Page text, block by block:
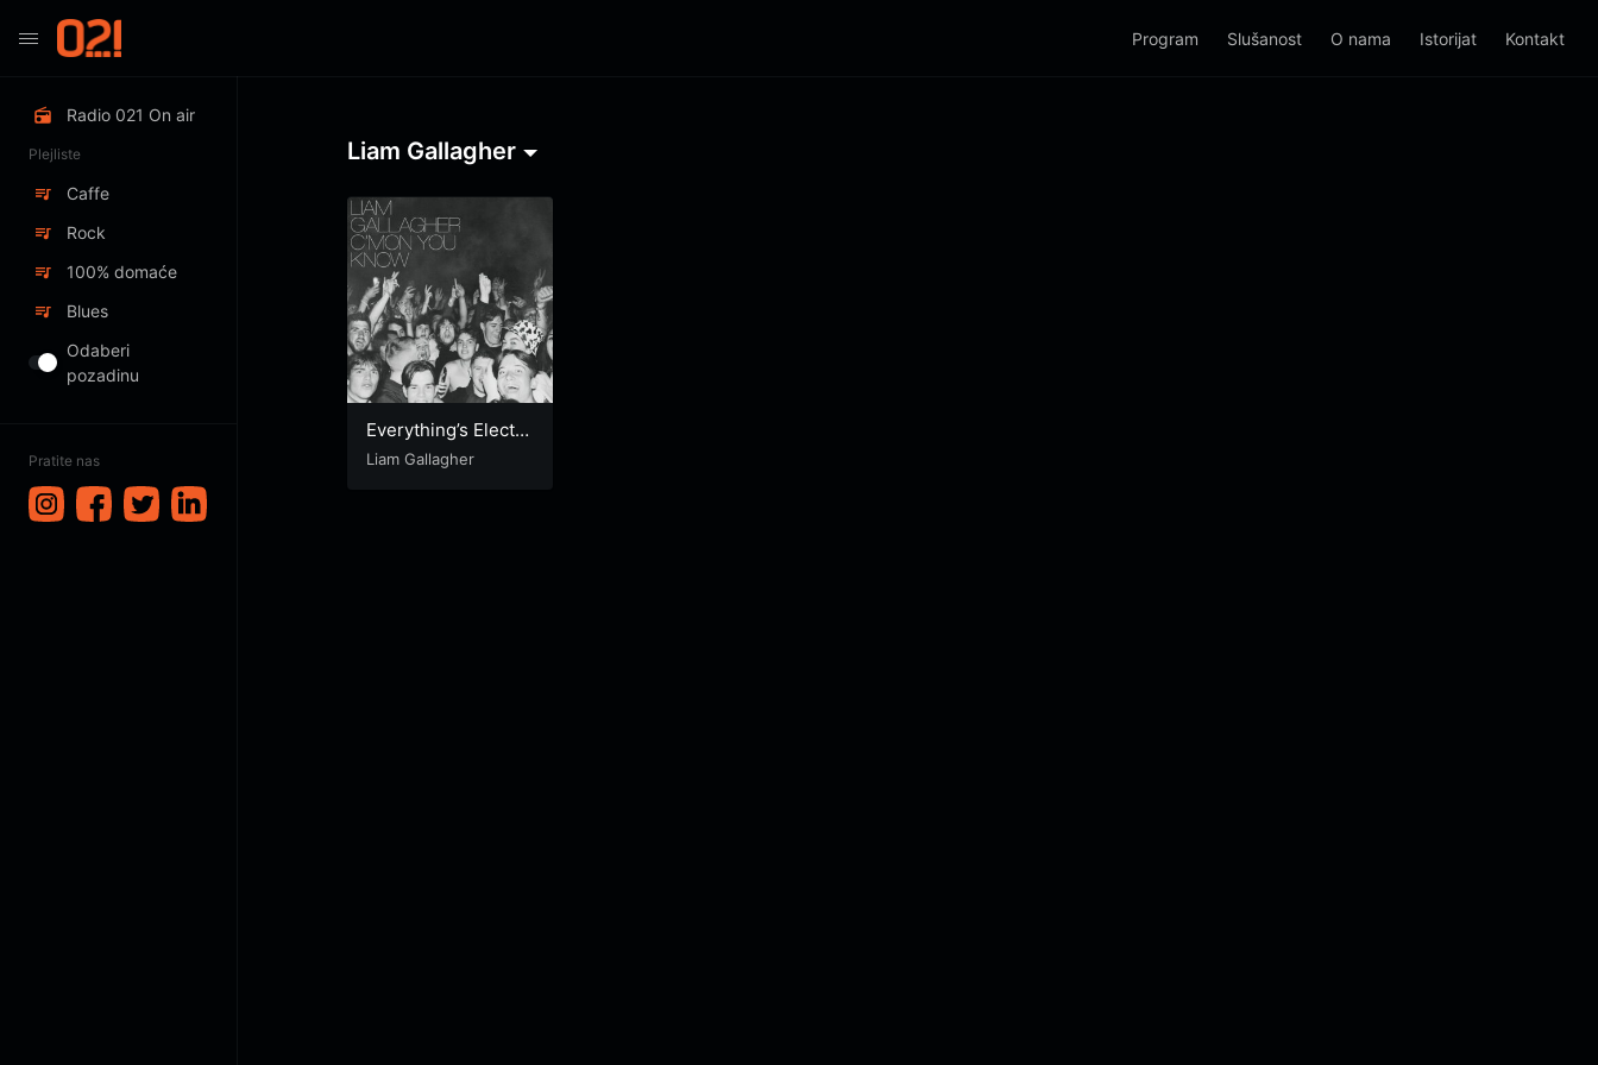
Program Slušanost O nama Istorijat Kontakt
Radio 021 On air
Plejliste
Caffe
Rock
100% domaće
Blues
Odaberi
pozadinu
Pratite nas
Liam Gallagher
Everything’s Electri
cLiam Gallagher